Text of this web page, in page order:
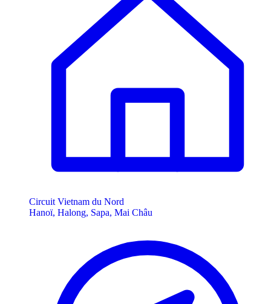
Circuit Vietnam du Nord
Hanoï, Halong, Sapa, Mai Châu